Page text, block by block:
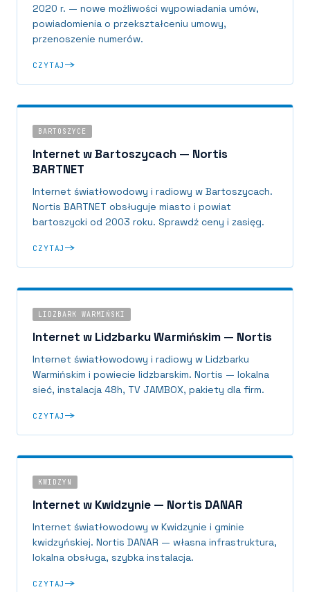
2020 r. — nowe możliwości wypowiadania umów,
powiadomienia o przekształceniu umowy,
przenoszenie numerów.
CZYTAJ
BARTOSZYCE
Internet w Bartoszycach — Nortis
BARTNET
Internet światłowodowy i radiowy w Bartoszycach.
Nortis BARTNET obsługuje miasto i powiat
bartoszycki od 2003 roku. Sprawdź ceny i zasięg.
CZYTAJ
LIDZBARK WARMIŃSKI
Internet w Lidzbarku Warmińskim — Nortis
Internet światłowodowy i radiowy w Lidzbarku
Warmińskim i powiecie lidzbarskim. Nortis — lokalna
sieć, instalacja 48h, TV JAMBOX, pakiety dla firm.
CZYTAJ
KWIDZYN
Internet w Kwidzynie — Nortis DANAR
Internet światłowodowy w Kwidzynie i gminie
kwidzyńskiej. Nortis DANAR — własna infrastruktura,
lokalna obsługa, szybka instalacja.
CZYTAJ